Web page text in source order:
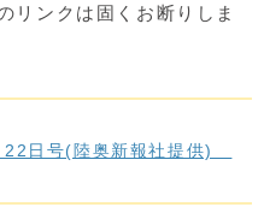
ンクは固くお断りしま
日号(陸奥新報社提供)